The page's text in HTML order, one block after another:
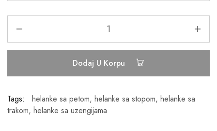
Dodaj U Korpu
Tags: helanke sa petom, helanke sa stopom, helanke sa
trakom, helanke sa uzengijama